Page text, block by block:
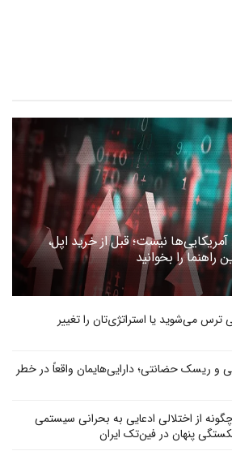
نیست؛ قبل از خرید اپل،
ترس می‌شوید یا استراتژی‌تان را تغییر
و ریسک حضانتی؛ دارایی‌هایمان واقعاً در خطر
از اختلالی ادعایی به بحرانی سیستمی
پنهان در فین‌تک ایران